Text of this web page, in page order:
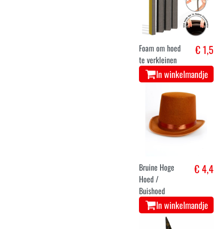
Foam om hoed
te verkleinen
€ 1,5
In winkelmandje
Bruine Hoge
Hoed /
Buishoed
€ 4,4
In winkelmandje